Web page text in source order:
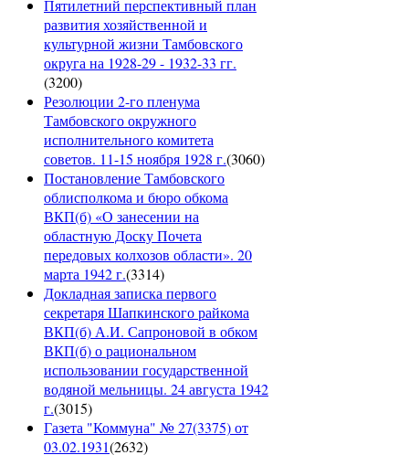
Пятилетний перспективный план
развития хозяйственной и
культурной жизни Тамбовского
округа на 1928-29 - 1932-33 гг.
(3200)
Резолюции 2-го пленума
Тамбовского окружного
исполнительного комитета
советов. 11-15 ноября 1928 г.(3060)
Постановление Тамбовского
облисполкома и бюро обкома
ВКП(б) «О занесении на
областную Доску Почета
передовых колхозов области». 20
марта 1942 г.(3314)
Докладная записка первого
секретаря Шапкинского райкома
ВКП(б) А.И. Сапроновой в обком
ВКП(б) о рациональном
использовании государственной
водяной мельницы. 24 августа 1942
г.(3015)
Газета "Коммуна" № 27(3375) от
03.02.1931(2632)